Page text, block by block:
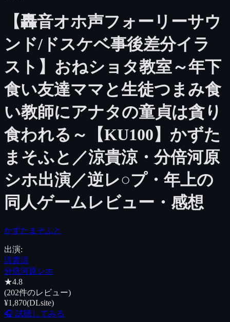
【轟音オホ声フォーリーサウ
ンド/ドスケベ事後差分イラ
スト】おねショタ教室～年下
食い友達ママと生徒つまみ食
い教師にアナタの童貞は貪り
食われる～【KU100】 かずた
まそふと／涼貴涼・分倍河原
シホ出演／逆レ○プ・年上の
同人ゲームレビュー・感想
かずたまそふと
出演:
涼貴涼
分倍河原シホ
★4.8
(202件のレビュー)
¥1,870(DLsite)
🎧 試聴してみる